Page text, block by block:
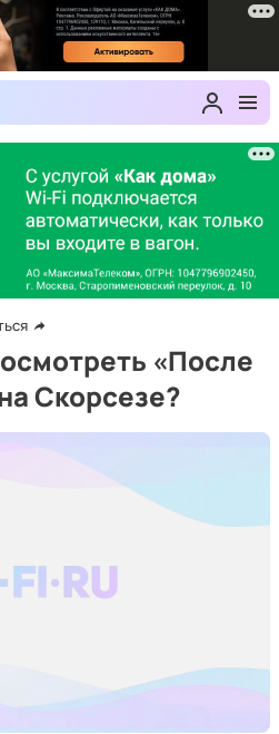
«После
Скорсезе?